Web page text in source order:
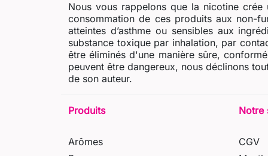
Nous vous rappelons que la nicotine
consommation de ces produits aux non-
atteintes d’asthme ou sensibles aux
substance toxique par inhalation, par
être éliminés d'une manière sûre,
peuvent être dangereux, nous déclinons
de son auteur.
Produits
Arômes
Notre
CGV